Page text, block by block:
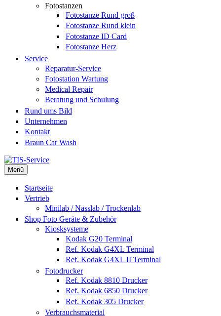
Fotostanzen
Fotostanze Rund groß
Fotostanze Rund klein
Fotostanze ID Card
Fotostanze Herz
Service
Reparatur-Service
Fotostation Wartung
Medical Repair
Beratung und Schulung
Rund ums Bild
Unternehmen
Kontakt
Braun Car Wash
Menü
Startseite
Vertrieb
Minilab / Nasslab / Trockenlab
Shop Foto Geräte & Zubehör
Kiosksysteme
Kodak G20 Terminal
Ref. Kodak G4XL Terminal
Ref. Kodak G4XL II Terminal
Fotodrucker
Ref. Kodak 8810 Drucker
Ref. Kodak 6850 Drucker
Ref. Kodak 305 Drucker
Verbrauchsmaterial